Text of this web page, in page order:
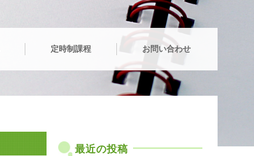
定時制課程 お問い合わせ
最近の投稿